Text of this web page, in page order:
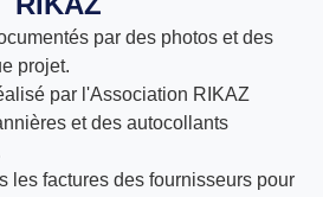
par des photos et des
projet.
par l'Association RIKAZ
et des autocollants
les factures des fournisseurs pour